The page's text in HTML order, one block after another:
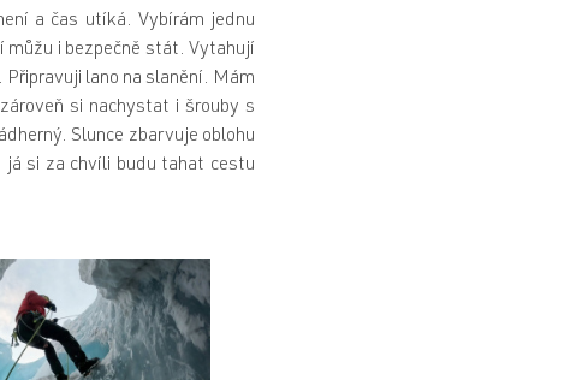
a čas utíká. Vybírám jednu
i bezpečně stát. Vytahují
lano na slanění. Mám
si nachystat i šrouby s
Slunce zbarvuje oblohu
si za chvíli budu tahat cestu